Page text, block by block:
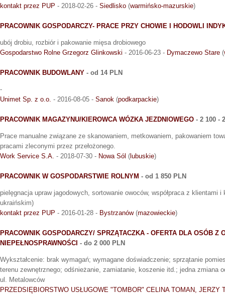
kontakt przez PUP - 2018-02-26 - Siedlisko (warmińsko-mazurskie)
PRACOWNIK GOSPODARCZY- PRACE PRZY CHOWIE I HODOWLI
ubój drobiu, rozbiór i pakowanie mięsa drobiowego
Gospodarstwo Rolne Grzegorz Glinkowski - 2016-06-23 - Dymaczewo Stare (
PRACOWNIK BUDOWLANY - od 14 PLN
-
Unimet Sp. z o.o. - 2016-08-05 - Sanok (podkarpackie)
PRACOWNIK MAGAZYNU/KIEROWCA WÓZKA JEZDNIOWEGO - 2 100 -
Prace manualne związane ze skanowaniem, metkowaniem, pakowaniem
pracami zleconymi przez przełożonego.
Work Service S.A. - 2018-07-30 - Nowa Sól (lubuskie)
PRACOWNIK W GOSPODARSTWIE ROLNYM - od 1 850 PLN
pielęgnacja upraw jagodowych, sortowanie owoców, współpraca z klientami
ukraińskim)
kontakt przez PUP - 2016-01-28 - Bystrzanów(mazowieckie)
PRACOWNIK GOSPODARCZY/ SPRZĄTACZKA - OFERTA DLA OSÓB Z
NIEPEŁNOSPRAWNOŚCI - do 2 000 PLN
Wykształcenie: brak wymagań; wymagane doświadczenie; sprzątanie
terenu zewnętrznego; odśnieżanie, zamiatanie, koszenie itd.; jedna zmiana
ul. Metalowców
PRZEDSIĘBIORSTWO USŁUGOWE "TOMBOR" CELINA TOMAN, JERZY